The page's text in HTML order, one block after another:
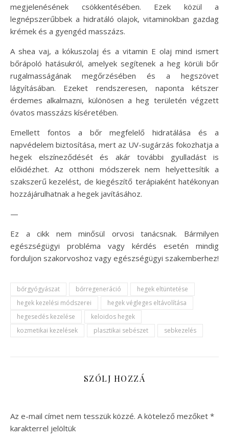
megjelenésének csökkentésében. Ezek közül a
legnépszerűbbek a hidratáló olajok, vitaminokban gazdag
krémek és a gyengéd masszázs.
A shea vaj, a kókuszolaj és a vitamin E olaj mind ismert
bőrápoló hatásukról, amelyek segítenek a heg körüli bőr
rugalmasságának megőrzésében és a hegszövet
lágyításában. Ezeket rendszeresen, naponta kétszer
érdemes alkalmazni, különösen a heg területén végzett
óvatos masszázs kíséretében.
Emellett fontos a bőr megfelelő hidratálása és a
napvédelem biztosítása, mert az UV-sugárzás fokozhatja a
hegek elszíneződését és akár további gyulladást is
előidézhet. Az otthoni módszerek nem helyettesítik a
szakszerű kezelést, de kiegészítő terápiaként hatékonyan
hozzájárulhatnak a hegek javításához.
—
Ez a cikk nem minősül orvosi tanácsnak. Bármilyen
egészségügyi probléma vagy kérdés esetén mindig
forduljon szakorvoshoz vagy egészségügyi szakemberhez!
bőrgyógyászat bőrregeneráció
hegek eltüntetése
hegek kezelési módszerei
hegek végleges eltávolítása
hegesedés kezelése
keloidos hegek
kozmetikai kezelések
plasztikai sebészet sebkezelés
SZÓLJ HOZZÁ
Az e-mail címet nem tesszük közzé. A kötelező mezőket *
karakterrel jelöltük